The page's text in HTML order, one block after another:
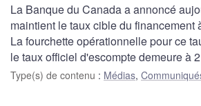
La Banque du Canada a annoncé
maintient le taux cible du financement
La fourchette opérationnelle pour ce
le taux officiel d'escompte demeure à
Type(s) de contenu : Médias,